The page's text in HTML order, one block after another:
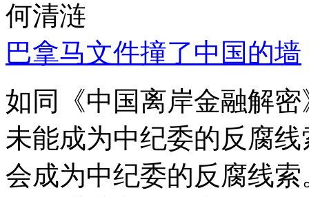
何清涟
巴拿马文件撞了中国的墙
如同《中国离岸金融解
未能成为中纪委的反腐
会成为中纪委的反腐线